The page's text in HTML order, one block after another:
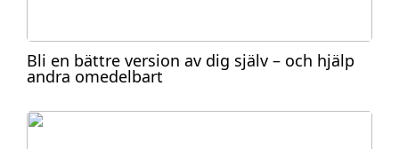
Bli en bättre version av dig själv – och hjälp
andra omedelbart